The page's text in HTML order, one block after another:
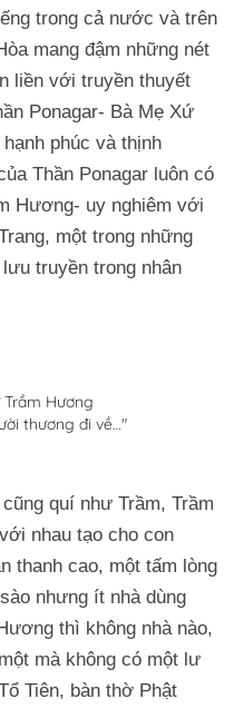
trong cả nước và trên
mang đậm những nét
liền với truyền thuyết
Ponagar- Bà Mẹ Xứ
phúc và thịnh
Thần Ponagar luôn có
Hương- uy nghiêm với
một trong những
truyền trong nhân
Trầm Hương
thương đi về…"
quí như Trầm, Trầm
nhau tạo cho con
thanh cao, một tấm lòng
nhưng ít nhà dùng
thì không nhà nào,
mà không có một lư
Tiên, bàn thờ Phật